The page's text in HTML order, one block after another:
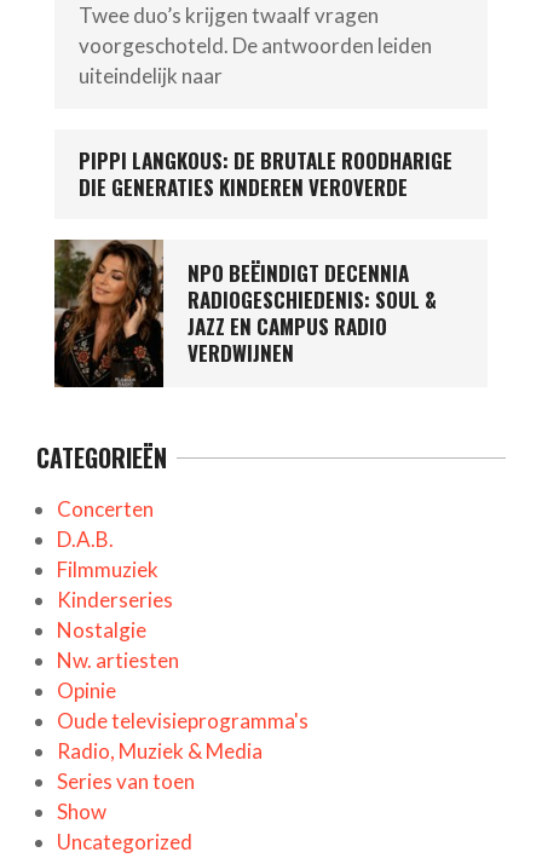
Twee duo’s krijgen twaalf vragen
voorgeschoteld. De antwoorden leiden
uiteindelijk naar
PIPPI LANGKOUS: DE BRUTALE ROODHARIGE
DIE GENERATIES KINDEREN VEROVERDE
NPO BEËINDIGT DECENNIA
RADIOGESCHIEDENIS: SOUL &
JAZZ EN CAMPUS RADIO
VERDWIJNEN
CATEGORIEËN
Concerten
D.A.B.
Filmmuziek
Kinderseries
Nostalgie
Nw. artiesten
Opinie
Oude televisieprogramma's
Radio, Muziek & Media
Series van toen
Show
Uncategorized